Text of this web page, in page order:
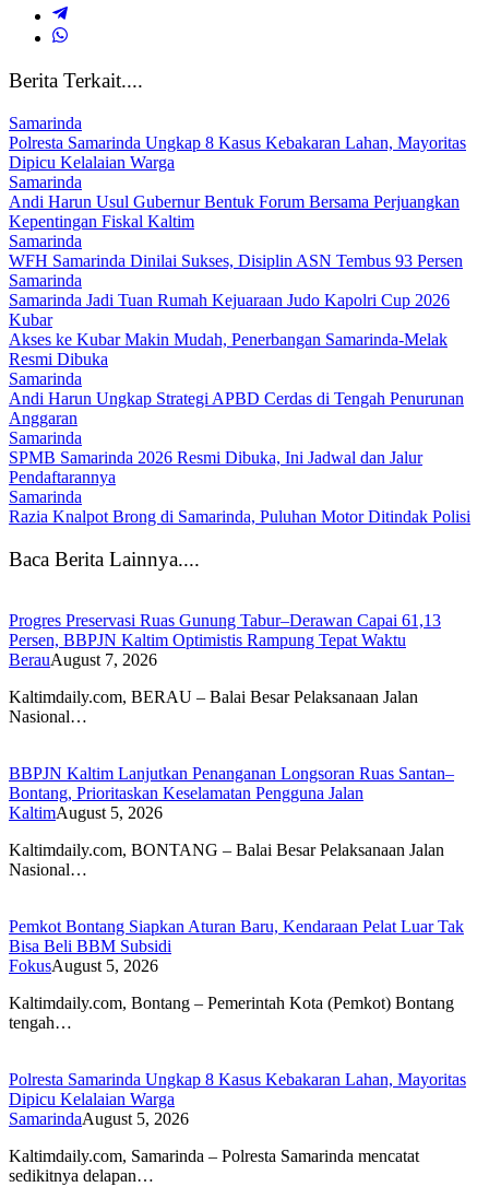
Berita Terkait....
Samarinda
Polresta Samarinda Ungkap 8 Kasus Kebakaran Lahan, Mayoritas
Dipicu Kelalaian Warga
Samarinda
Andi Harun Usul Gubernur Bentuk Forum Bersama Perjuangkan
Kepentingan Fiskal Kaltim
Samarinda
WFH Samarinda Dinilai Sukses, Disiplin ASN Tembus 93 Persen
Samarinda
Samarinda Jadi Tuan Rumah Kejuaraan Judo Kapolri Cup 2026
Kubar
Akses ke Kubar Makin Mudah, Penerbangan Samarinda-Melak
Resmi Dibuka
Samarinda
Andi Harun Ungkap Strategi APBD Cerdas di Tengah Penurunan
Anggaran
Samarinda
SPMB Samarinda 2026 Resmi Dibuka, Ini Jadwal dan Jalur
Pendaftarannya
Samarinda
Razia Knalpot Brong di Samarinda, Puluhan Motor Ditindak Polisi
Baca Berita Lainnya....
Progres Preservasi Ruas Gunung Tabur–Derawan Capai 61,13
Persen, BBPJN Kaltim Optimistis Rampung Tepat Waktu
BerauAugust 7, 2026
Kaltimdaily.com, BERAU – Balai Besar Pelaksanaan Jalan
Nasional…
BBPJN Kaltim Lanjutkan Penanganan Longsoran Ruas Santan–
Bontang, Prioritaskan Keselamatan Pengguna Jalan
KaltimAugust 5, 2026
Kaltimdaily.com, BONTANG – Balai Besar Pelaksanaan Jalan
Nasional…
Pemkot Bontang Siapkan Aturan Baru, Kendaraan Pelat Luar Tak
Bisa Beli BBM Subsidi
FokusAugust 5, 2026
Kaltimdaily.com, Bontang – Pemerintah Kota (Pemkot) Bontang
tengah…
Polresta Samarinda Ungkap 8 Kasus Kebakaran Lahan, Mayoritas
Dipicu Kelalaian Warga
SamarindaAugust 5, 2026
Kaltimdaily.com, Samarinda – Polresta Samarinda mencatat
sedikitnya delapan…